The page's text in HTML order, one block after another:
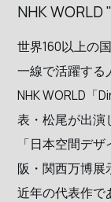
NHK
世界160以上の
一線で活躍する
NHK WORLD「
表・松尾が出演
「日本空間デ
阪・関西万博展
近年の代表作